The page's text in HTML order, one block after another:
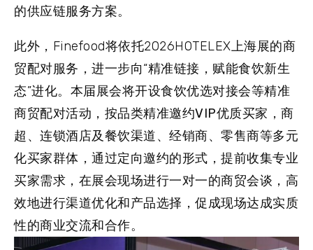
的供应链服务方案。
此外，Finefood将依托2026HOTELEX上海展的商
贸配对服务，进一步向“精准链接，赋能食饮新生
态”进化。本届展会将开设食饮优选对接会等精准
商贸配对活动，按品类精准邀约VIP优质买家，商
超、连锁酒店及餐饮渠道、经销商、零售商等多元
化买家群体，通过定向邀约的形式，提前收集专业
买家需求，在展会现场进行一对一的商贸会谈，高
效地进行渠道优化和产品选择，促成现场达成实质
性的商业交流和合作。